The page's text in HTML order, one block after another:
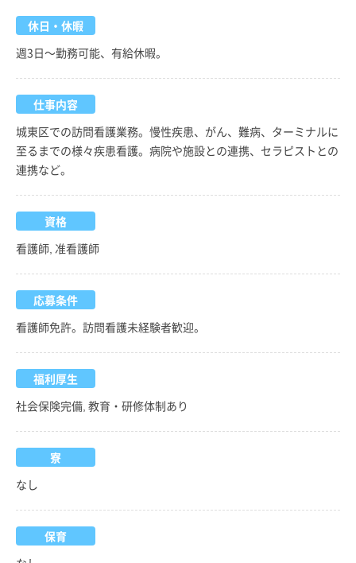
休日・休暇
週3日～勤務可能、有給休暇。
仕事内容
城東区での訪問看護業務。慢性疾患、がん、難病、ターミナルに
至るまでの様々疾患看護。病院や施設との連携、セラピストとの
連携など。
資格
看護師, 准看護師
応募条件
看護師免許。訪問看護未経験者歓迎。
福利厚生
社会保険完備, 教育・研修体制あり
寮
なし
保育